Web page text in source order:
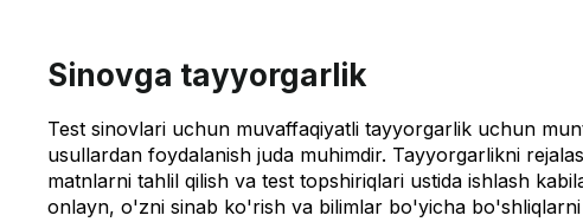
Sinovga tayyorgarlik
Test sinovlari uchun muvaffaqiyatli tayyorgarlik uchun
usullardan foydalanish juda muhimdir. Tayyorgarlikni
matnlarni tahlil qilish va test topshiriqlari ustida ishlash
onlayn, o'zni sinab ko'rish va bilimlar bo'yicha